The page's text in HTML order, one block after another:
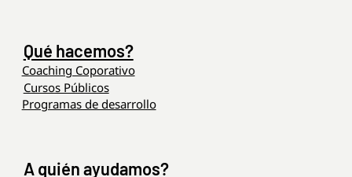
Qué hacemos?
Programas de desarrollo
Coaching Coporativo
Cursos Públicos
A quién ayudamos?